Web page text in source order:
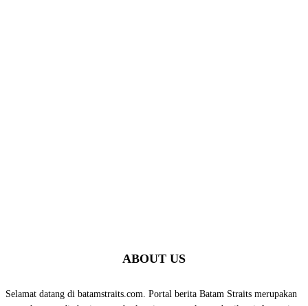
ABOUT US
Selamat datang di batamstraits.com. Portal berita Batam Straits merupakan